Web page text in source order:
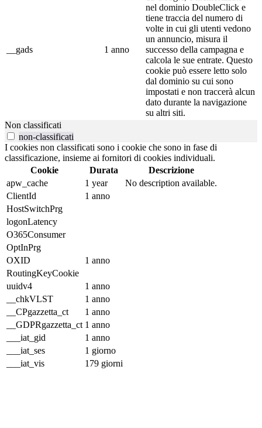
__gads 1 anno
nel dominio DoubleClick e
tiene traccia del numero di
volte in cui gli utenti vedono
un annuncio, misura il
successo della campagna e
calcola le sue entrate. Questo
cookie può essere letto solo
dal dominio su cui sono
impostati e non traccerà alcun
dato durante la navigazione
su altri siti.
Non classificati
non-classificati
I cookies non classificati sono i cookie che sono in fase di
classificazione, insieme ai fornitori di cookies individuali.
Cookie
Durata
Descrizione
apw_cache
1 year
No description available.
ClientId
1 anno
HostSwitchPrg
logonLatency
O365Consumer
OptInPrg
OXID
1 anno
RoutingKeyCookie
uuidv4
1 anno
__chkVLST
1 anno
__CPgazzetta_ct
1 anno
__GDPRgazzetta_ct 1 anno
___iat_gid
1 anno
___iat_ses
1 giorno
___iat_vis
179 giorni